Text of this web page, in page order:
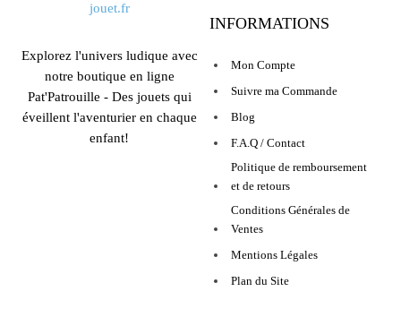
Explorez l'univers ludique avec
notre boutique en ligne
Pat'Patrouille - Des jouets qui
éveillent l'aventurier en chaque
enfant!
INFORMATIONS
Mon Compte
Suivre ma Commande
Blog
F.A.Q / Contact
Politique de remboursement
et de retours
Conditions Générales de
Ventes
Mentions Légales
Plan du Site